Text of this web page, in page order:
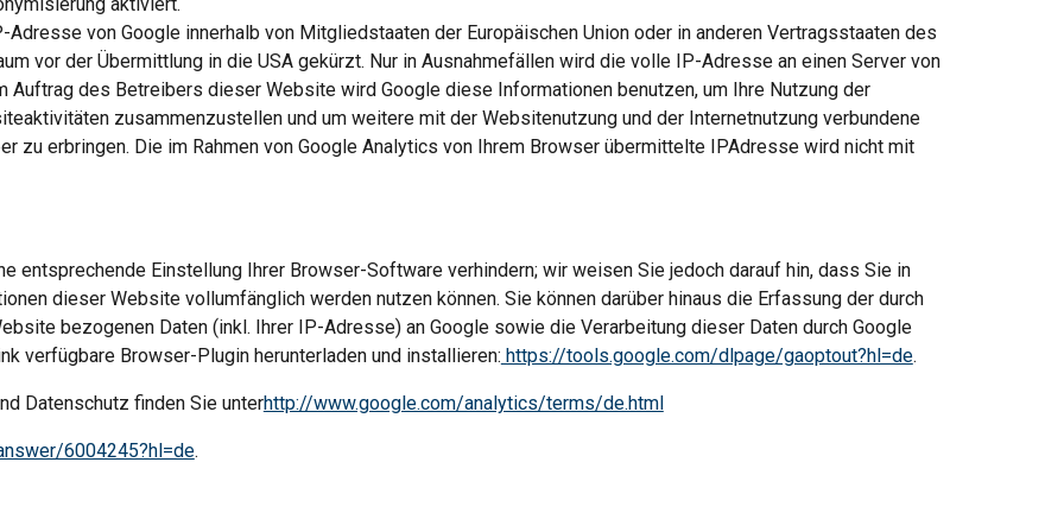
Adresse von Google innerhalb von Mitgliedstaaten der Europäischen Union oder in anderen Vertragsstaaten des
vor der Übermittlung in die USA gekürzt. Nur in Ausnahmefällen wird die volle IP-Adresse an einen Server von
Auftrag des Betreibers dieser Website wird Google diese Informationen benutzen, um Ihre Nutzung der
zusammenzustellen und um weitere mit der Websitenutzung und der Internetnutzung verbundene
zu erbringen. Die im Rahmen von Google Analytics von Ihrem Browser übermittelte IPAdresse wird nicht mit
entsprechende Einstellung Ihrer Browser-Software verhindern; wir weisen Sie jedoch darauf hin, dass Sie in
dieser Website vollumfänglich werden nutzen können. Sie können darüber hinaus die Erfassung der durch
bezogenen Daten (inkl. Ihrer IP-Adresse) an Google sowie die Verarbeitung dieser Daten durch Google
verfügbare Browser-Plugin herunterladen und installieren: https://tools.google.com/dlpage/gaoptout?hl=de.
Datenschutz finden Sie unterhttp://www.google.com/analytics/terms/de.html
6004245?hl=de.